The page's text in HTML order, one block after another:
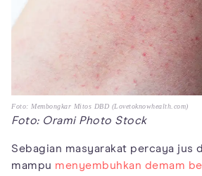
Foto: Membongkar Mitos DBD (Lovetoknowhealth.com)
Foto: Orami Photo Stock
Sebagian masyarakat percaya jus
mampu menyembuhkan demam